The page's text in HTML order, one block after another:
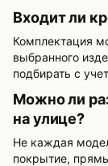
Входит ли
Комплектация
выбранного
подбирать с
Можно ли
на улице?
Не каждая
покрытие,